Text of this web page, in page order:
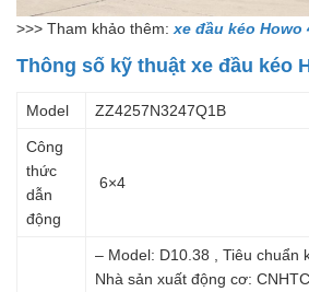
>>> Tham khảo thêm: xe đầu kéo Howo
Thông số kỹ thuật xe đầu kéo
Model ZZ4257N3247Q1B
Công
thức
dẫn
động
6×4
– Model: D10.38 , Tiêu chuẩn
Nhà sản xuất động cơ: